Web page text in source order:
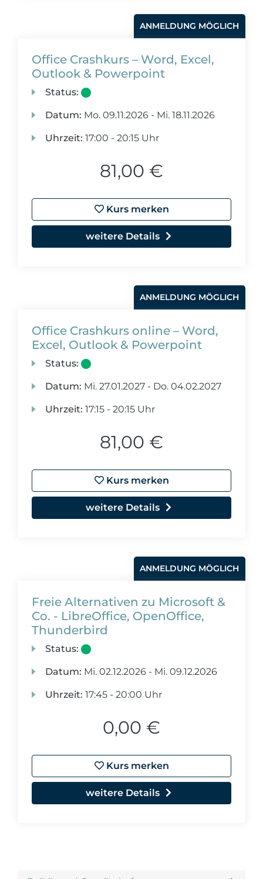
ANMELDUNG MÖGLICH
Office Crashkurs – Word, Excel,
Outlook & Powerpoint
Status:
Datum: Mo. 09.11.2026 - Mi. 18.11.2026
Uhrzeit: 17:00 - 20:15 Uhr
81,00 €
Kurs merken
weitere Details
ANMELDUNG MÖGLICH
Office Crashkurs online – Word,
Excel, Outlook & Powerpoint
Status:
Datum: Mi. 27.01.2027 - Do. 04.02.2027
Uhrzeit: 17:15 - 20:15 Uhr
81,00 €
Kurs merken
weitere Details
ANMELDUNG MÖGLICH
Freie Alternativen zu Microsoft &
Co. - LibreOffice, OpenOffice,
Thunderbird
Status:
Datum: Mi. 02.12.2026 - Mi. 09.12.2026
Uhrzeit: 17:45 - 20:00 Uhr
0,00 €
Kurs merken
weitere Details